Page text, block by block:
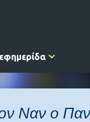
Ναν ο